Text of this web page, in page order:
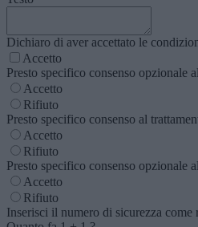
Dichiaro di aver accettato le
Accetto
Presto specifico consenso opzionale
Accetto
Rifiuto
Presto specifico consenso al
Accetto
Rifiuto
Presto specifico consenso opzionale
Accetto
Rifiuto
Inserisci il numero di sicurezza come